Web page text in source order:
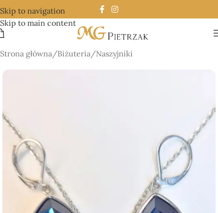
Skip to navigation
Skip to main content
Strona główna/Biżuteria/Naszyjniki